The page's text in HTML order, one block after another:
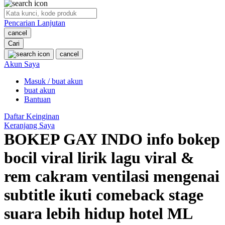
Oh Ma Grain
P
Peachy
Phil & Ted's
Philips Avent
Pigeon
Playgro
Ponycycle
Puma
Pureats
Pencarian Lanjutan
cancel
Cari
cancel
Akun Saya
Masuk / buat akun
buat akun
Bantuan
Daftar Keinginan
Keranjang Saya
BOKEP GAY INDO info bokep
bocil viral lirik lagu viral &
rem cakram ventilasi mengenai
subtitle ikuti comeback stage
suara lebih hidup hotel ML